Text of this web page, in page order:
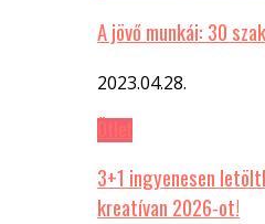
A jövő munkái: 30
2023.04.28.
3+1 ingyenesen
kreatívan 2026-ot!